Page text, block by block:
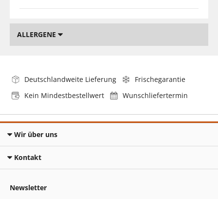
ALLERGENE
Deutschlandweite Lieferung
Frischegarantie
Kein Mindestbestellwert
Wunschliefertermin
Wir über uns
Kontakt
Newsletter